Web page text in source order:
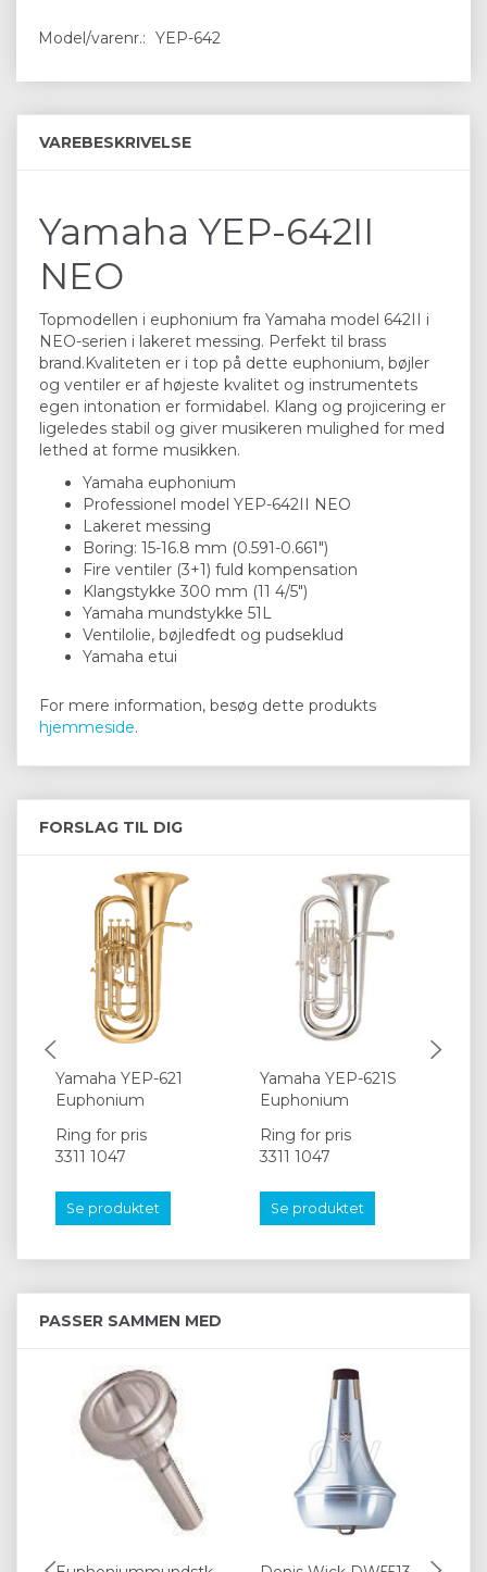
Model/varenr.: YEP-642
VAREBESKRIVELSE
Yamaha YEP-642II
NEO
Topmodellen i euphonium fra Yamaha model 642II i
NEO-serien i lakeret messing. Perfekt til brass
brand.Kvaliteten er i top på dette euphonium, bøjler
og ventiler er af højeste kvalitet og instrumentets
egen intonation er formidabel. Klang og projicering er
ligeledes stabil og giver musikeren mulighed for med
lethed at forme musikken.
Yamaha euphonium
Professionel model YEP-642II NEO
Lakeret messing
Boring: 15-16.8 mm (0.591-0.661")
Fire ventiler (3+1) fuld kompensation
Klangstykke 300 mm (11 4/5")
Yamaha mundstykke 51L
Ventilolie, bøjledfedt og pudseklud
Yamaha etui
For mere information, besøg dette produkts
hjemmeside.
FORSLAG TIL DIG
Yamaha YEP-621
Euphonium
Ring for pris
3311 1047
Se produktet
Yamaha YEP-621S
Euphonium
Ring for pris
3311 1047
Se produktet
PASSER SAMMEN MED